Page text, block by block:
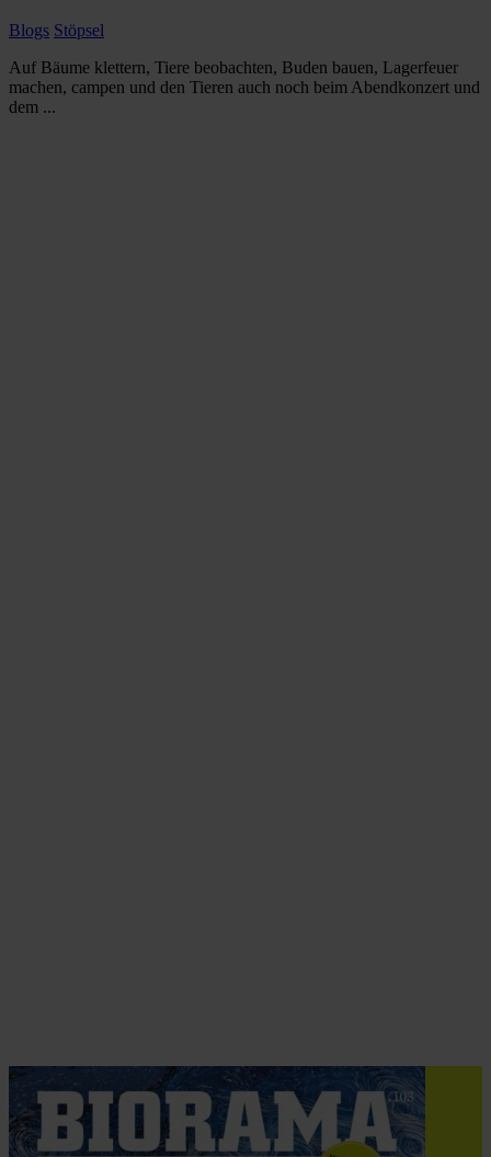
Blogs Stöpsel
Auf Bäume klettern, Tiere beobachten, Buden bauen, Lagerfeuer
machen, campen und den Tieren auch noch beim Abendkonzert und
dem ...